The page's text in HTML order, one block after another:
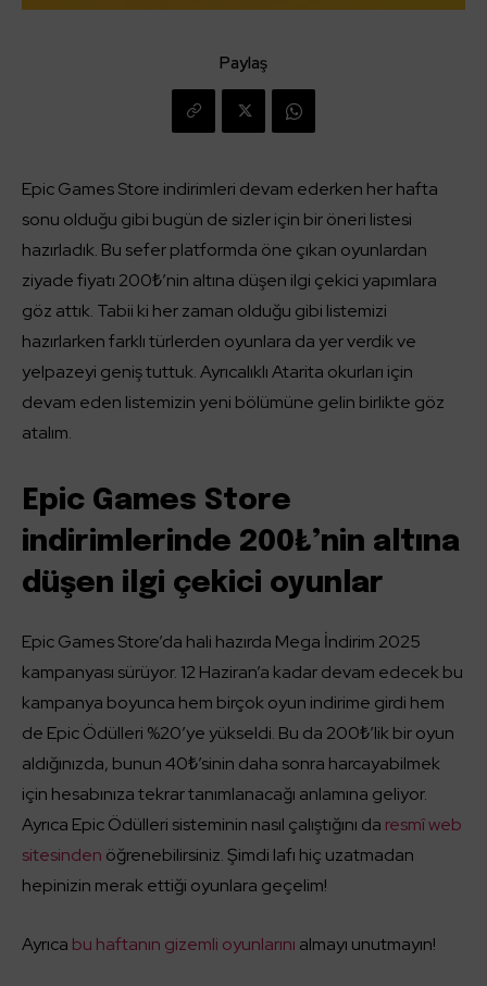
Paylaş
Epic Games Store indirimleri devam ederken her hafta
sonu olduğu gibi bugün de sizler için bir öneri listesi
hazırladık. Bu sefer platformda öne çıkan oyunlardan
ziyade fiyatı 200₺’nin altına düşen ilgi çekici yapımlara
göz attık. Tabii ki her zaman olduğu gibi listemizi
hazırlarken farklı türlerden oyunlara da yer verdik ve
yelpazeyi geniş tuttuk. Ayrıcalıklı Atarita okurları için
devam eden listemizin yeni bölümüne gelin birlikte göz
atalım.
Epic Games Store
indirimlerinde 200₺’nin altına
düşen ilgi çekici oyunlar
Epic Games Store’da hali hazırda Mega İndirim 2025
kampanyası sürüyor. 12 Haziran’a kadar devam edecek bu
kampanya boyunca hem birçok oyun indirime girdi hem
de Epic Ödülleri %20’ye yükseldi. Bu da 200₺’lik bir oyun
aldığınızda, bunun 40₺’sinin daha sonra harcayabilmek
için hesabınıza tekrar tanımlanacağı anlamına geliyor.
Ayrıca Epic Ödülleri sisteminin nasıl çalıştığını da resmî web
sitesinden öğrenebilirsiniz. Şimdi lafı hiç uzatmadan
hepinizin merak ettiği oyunlara geçelim!
Ayrıca bu haftanın gizemli oyunlarını almayı unutmayın!